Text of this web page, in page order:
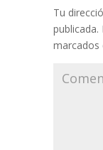
Tu
publicada.
marcados